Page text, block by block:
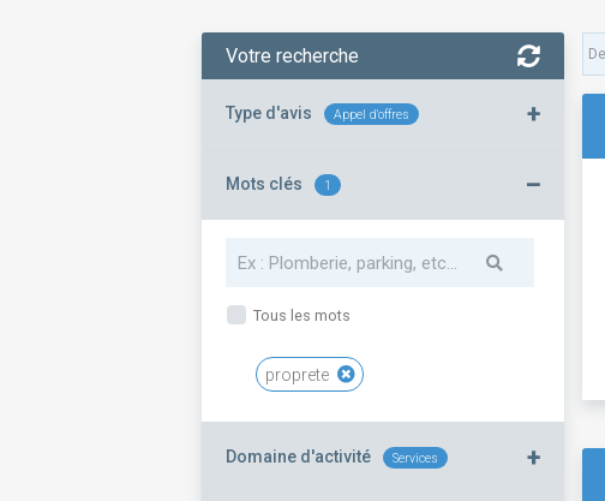
Votre recherche
Type d'avis Appel d'offres +
Mots clés 1 –
Tous les mots
proprete
Domaine d'activité Services +